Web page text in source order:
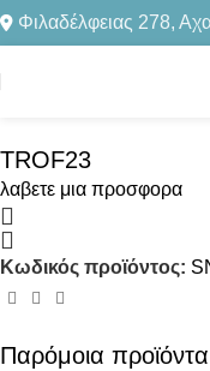
Φιλαδέλφειας 278,
Αρχική σελίδα
TROF23
λαβετε μια προσφορα
Κωδικός προϊόντος:
Παρόμοια προϊόντα